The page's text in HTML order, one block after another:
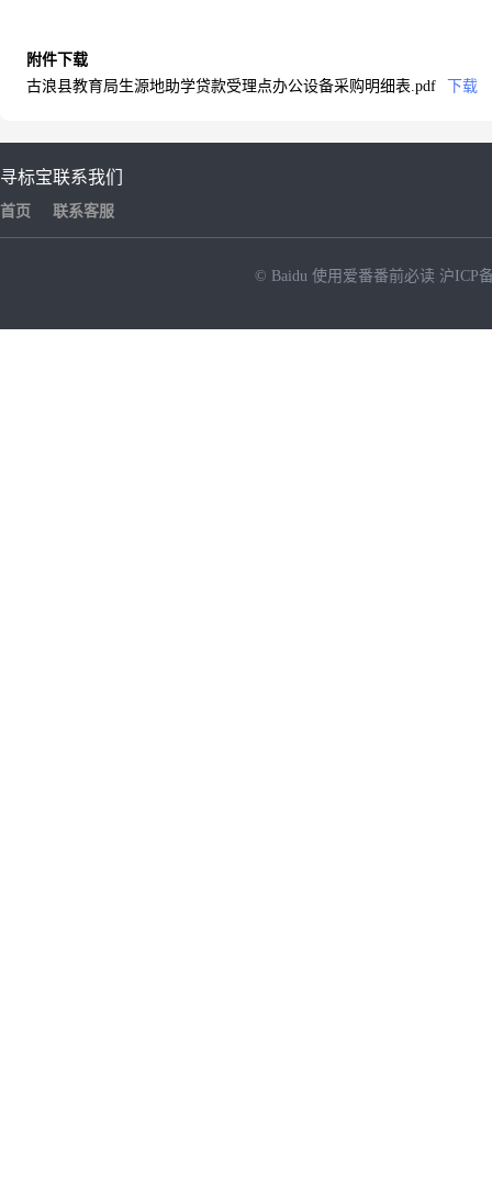
附件下载
古浪县教育局生源地助学贷款受理点办公设备采购明细表.pdf
下载
寻标宝
首页
联系我们
联系客服
© Baidu 使用爱番番前必读 沪ICP